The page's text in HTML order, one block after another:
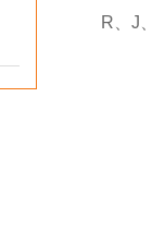
R、J